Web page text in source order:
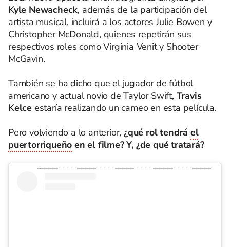
Kyle Newacheck, además de la participación del
artista musical, incluirá a los actores Julie Bowen y
Christopher McDonald, quienes repetirán sus
respectivos roles como Virginia Venit y Shooter
McGavin.
También se ha dicho que el jugador de fútbol
americano y actual novio de Taylor Swift, Travis
Kelce estaría realizando un cameo en esta película.
Pero volviendo a lo anterior, ¿qué rol tendrá el
puertorriqueño en el filme? Y, ¿de qué tratará?